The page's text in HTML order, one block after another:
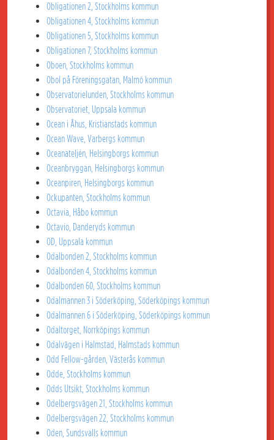
Obligationen 2, Stockholms kommun
Obligationen 4, Stockholms kommun
Obligationen 5, Stockholms kommun
Obligationen 7, Stockholms kommun
Oboen, Stockholms kommun
Obol på Föreningsgatan, Malmö kommun
Observatorielunden, Stockholms kommun
Observatoriet, Uppsala kommun
Ocean i Åhus, Kristianstads kommun
Ocean Wave, Varbergs kommun
Oceanateljén, Helsingborgs kommun
Oceanbryggan, Helsingborgs kommun
Oceanpiren, Helsingborgs kommun
Ockupanten, Stockholms kommun
Octavia, Håbo kommun
Octavio, Danderyds kommun
OD, Uppsala kommun
Odalbonden 2, Stockholms kommun
Odalbonden 4, Stockholms kommun
Odalbonden 60, Stockholms kommun
Odalmannen 3 i Söderköping, Söderköpings kommun
Odalmannen 6 i Söderköping, Söderköpings kommun
Odaltorget, Norrköpings kommun
Odalvägen i Halmstad, Halmstads kommun
Odd Fellow-gården, Västerås kommun
Odde, Stockholms kommun
Odds Utsikt, Stockholms kommun
Odelbergsvägen 21, Stockholms kommun
Odelbergsvägen 22, Stockholms kommun
Oden, Sundsvalls kommun